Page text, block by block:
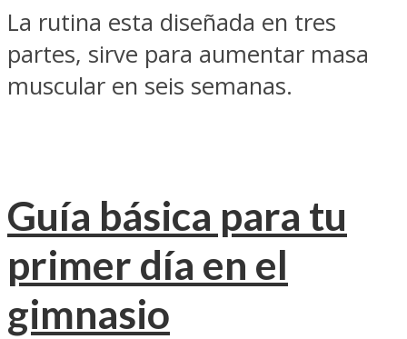
La rutina esta diseñada en tres
partes, sirve para aumentar masa
muscular en seis semanas.
Guía básica para tu
primer día en el
gimnasio